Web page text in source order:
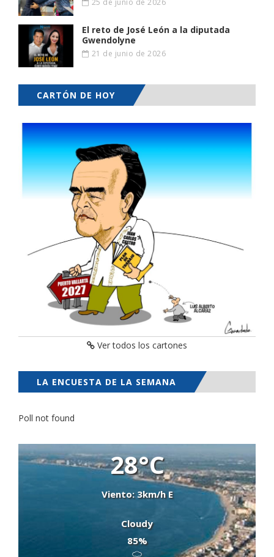
25 de junio de 2026
El reto de José León a la diputada
Gwendolyne
21 de junio de 2026
CARTÓN DE HOY
Ver todos los cartones
LA ENCUESTA DE LA SEMANA
Poll not found
28°C
Viento: 3km/h E
Cloudy
85%